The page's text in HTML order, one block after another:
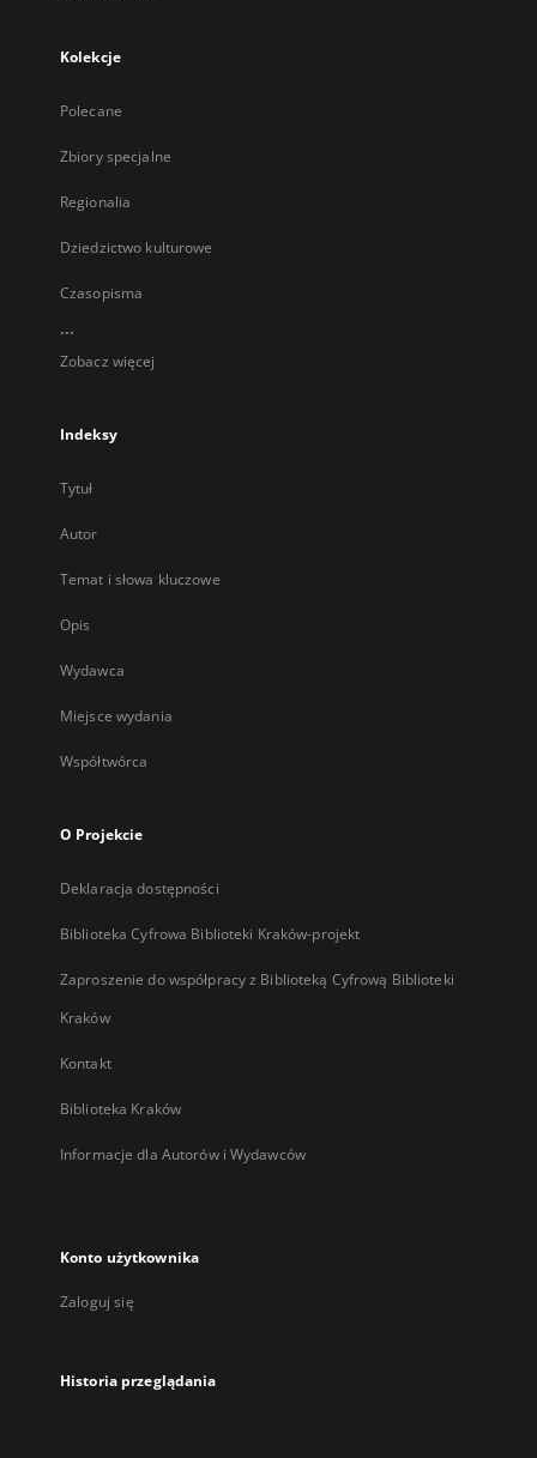
Kolekcje
Polecane
Zbiory specjalne
Regionalia
Dziedzictwo kulturowe
Czasopisma
...
Zobacz więcej
Indeksy
Tytuł
Autor
Temat i słowa kluczowe
Opis
Wydawca
Miejsce wydania
Współtwórca
O Projekcie
Deklaracja dostępności
Biblioteka Cyfrowa Biblioteki Kraków-projekt
Zaproszenie do współpracy z Biblioteką Cyfrową Biblioteki
Kraków
Kontakt
Biblioteka Kraków
Informacje dla Autorów i Wydawców
Konto użytkownika
Zaloguj się
Historia przeglądania